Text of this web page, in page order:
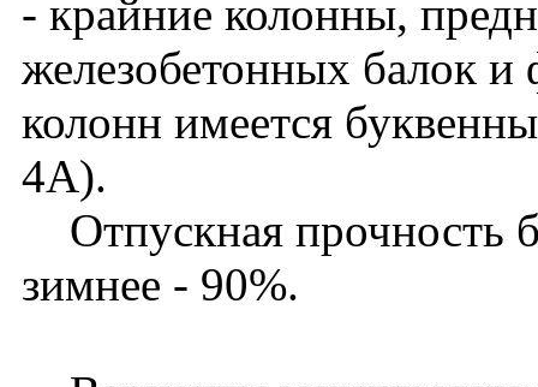
- крайние колонны,
железобетонных балок и
колонн имеется
4А).
Отпускная прочность
зимнее - 90%.